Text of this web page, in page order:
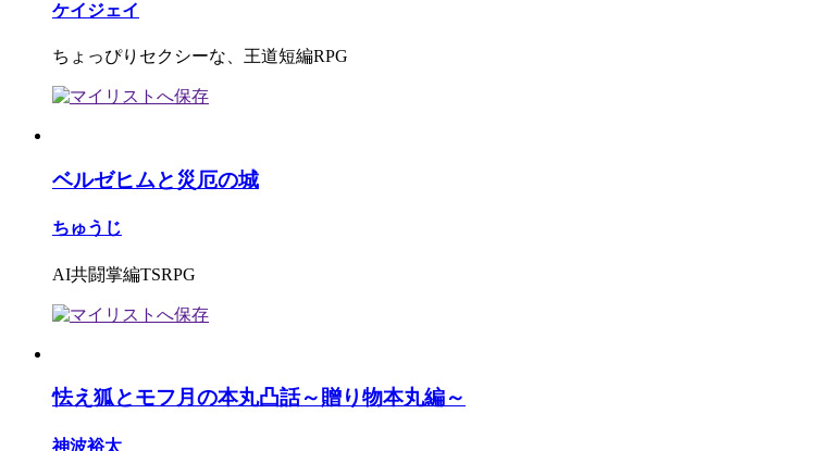
ケイジェイ
ちょっぴりセクシーな、王道短編RPG
ベルゼヒムと災厄の城
ちゅうじ
AI共闘掌編TSRPG
怯え狐とモフ月の本丸凸話～贈り物本丸編～
神波裕太